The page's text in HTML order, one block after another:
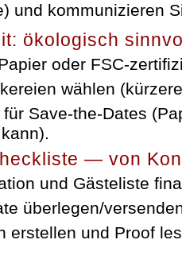
und kommunizieren
ökologisch
oder FSC-
wählen
Save-the-Dates
— von
und Gästeliste
überlegen/
erstellen und Proof